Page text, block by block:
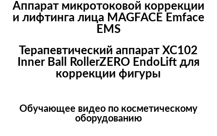
Аппарат микротоковой коррекции
и лифтинга лица MAGFACE Emface
EMS
Терапевтический аппарат XC102
Inner Ball RollerZERO EndoLift для
коррекции фигуры
Обучающее видео по косметическому
оборудованию